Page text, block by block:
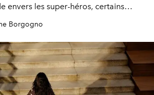
envers les super-héros, certains
de susciter une ferveur intacte.
Borgogno